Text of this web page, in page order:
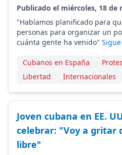
Publicado el miércoles, 18 de
"Habíamos planificado para
personas para organizar un
cuánta gente ha venido"
Cubanos en España
Libertad
Internacionales
Joven cubana en EE.
celebrar: "Voy a gritar
libre"